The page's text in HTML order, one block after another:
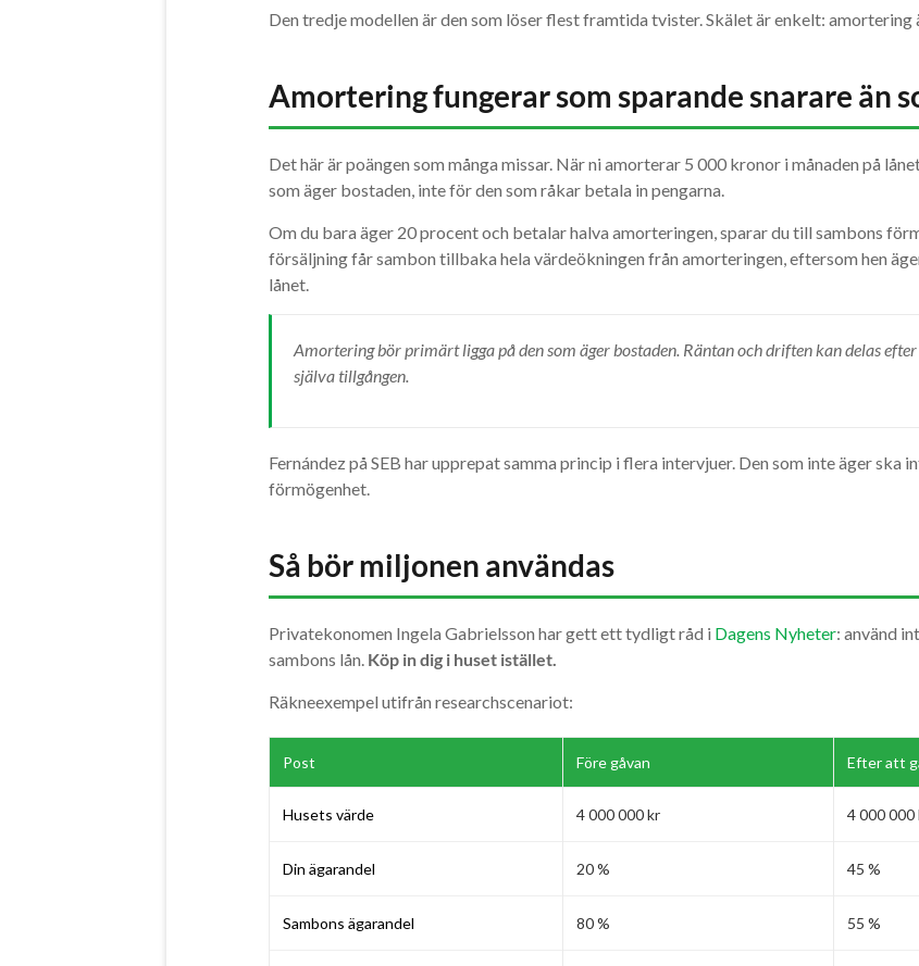
Den tredje modellen är den som löser flest framtida tvister. Skälet är enkelt: amortering
Amortering fungerar som sparande snarare än
Det här är poängen som många missar. När ni amorterar 5 000 kronor i månaden på
som äger bostaden, inte för den som råkar betala in pengarna.
Om du bara äger 20 procent och betalar halva amorteringen, sparar du till sambons
försäljning får sambon tillbaka hela värdeökningen från amorteringen, eftersom hen
lånet.
Amortering bör primärt ligga på den som äger bostaden. Räntan och driften kan delas
själva tillgången.
Fernández på SEB har upprepat samma princip i flera intervjuer. Den som inte äger ska
förmögenhet.
Så bör miljonen användas
Privatekonomen Ingela Gabrielsson har gett ett tydligt råd i Dagens Nyheter: använd
sambons lån. Köp in dig i huset istället.
Räkneexempel utifrån researchscenariot:
Post Före gåvan Efter att
Husets värde 4 000 000 kr 4 000 000
Din ägarandel 20 % 45 %
Sambons ägarandel 80 % 55 %